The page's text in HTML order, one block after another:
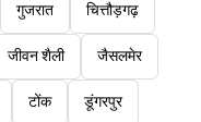
गुजरात चित्तौड़गढ़
जीवन शैली जैसलमेर
टोंक डूंगरपुर